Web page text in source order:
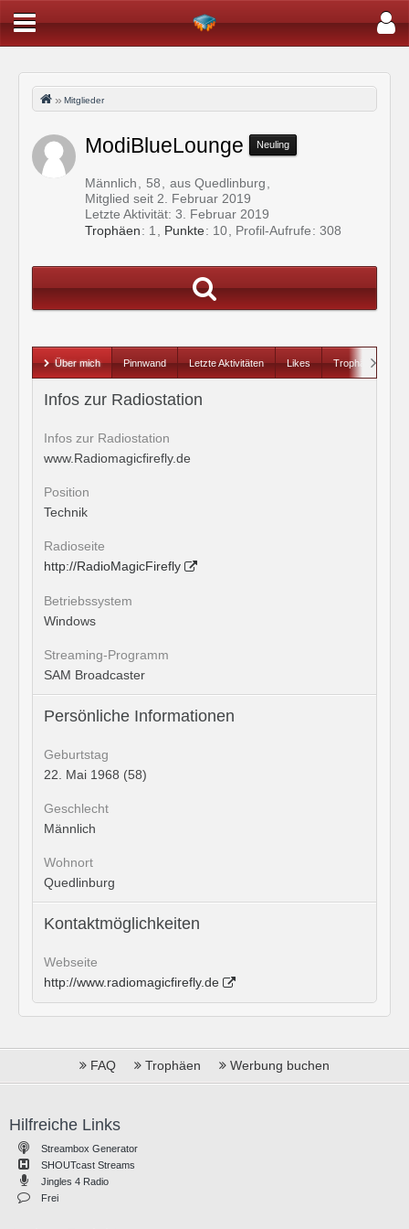
Mitglieder
ModiBlueLounge Neuling
Männlich 58
aus Quedlinburg
Mitglied seit 2. Februar 2019
Letzte Aktivität: 3. Februar 2019
Trophäen
1 Punkte 10 Profil-Aufrufe 308
Über mich Pinnwand Letzte Aktivitäten Likes Trophäen
Infos zur Radiostation
Infos zur Radiostation
www.Radiomagicfirefly.de
Position
Technik
Radioseite
http://RadioMagicFirefly
Betriebssystem
Windows
Streaming-Programm
SAM Broadcaster
Persönliche Informationen
Geburtstag
22. Mai 1968 (58)
Geschlecht
Männlich
Wohnort
Quedlinburg
Kontaktmöglichkeiten
Webseite
http://www.radiomagicfirefly.de
FAQ Trophäen Werbung buchen
Hilfreiche Links
Streambox Generator
SHOUTcast Streams
Jingles 4 Radio
Frei